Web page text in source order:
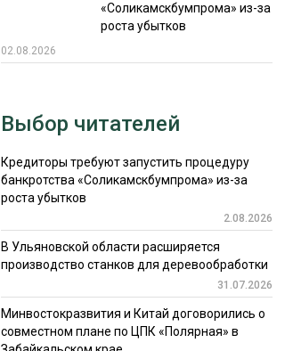
«Соликамскбумпрома» из-за
роста убытков
02.08.2026
Выбор читателей
Кредиторы требуют запустить процедуру
банкротства «Соликамскбумпрома» из-за
роста убытков
2.08.2026
В Ульяновской области расширяется
производство станков для деревообработки
31.07.2026
Минвостокразвития и Китай договорились о
совместном плане по ЦПК «Полярная» в